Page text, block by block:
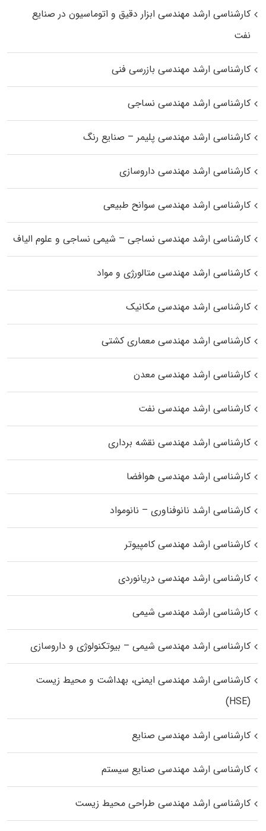
کارشناسی ارشد مهندسی ابزار دقیق و اتوماسیون در صنایع
نفت
کارشناسی ارشد مهندسی بازرسی فنی
کارشناسی ارشد مهندسی نساجی
کارشناسی ارشد مهندسی پلیمر – صنایع رنگ
کارشناسی ارشد مهندسی داروسازی
کارشناسی ارشد مهندسی سوانح طبیعی
کارشناسی ارشد مهندسی نساجی – شیمی نساجی و علوم الیاف
کارشناسی ارشد مهندسی متالورژی و مواد
کارشناسی ارشد مهندسی مکانیک
کارشناسی ارشد مهندسی معماری کشتی
کارشناسی ارشد مهندسی معدن
کارشناسی ارشد مهندسی نفت
کارشناسی ارشد مهندسی نقشه برداری
کارشناسی ارشد مهندسی هوافضا
کارشناسی ارشد نانوفناوری – نانومواد
کارشناسی ارشد مهندسی کامپیوتر
کارشناسی ارشد مهندسی دریانوردی
کارشناسی ارشد مهندسی شیمی
کارشناسی ارشد مهندسی شیمی – بیوتکنولوژی و داروسازی
کارشناسی ارشد مهندسی ایمنی، بهداشت و محیط زیست
(HSE)
کارشناسی ارشد مهندسی صنایع
کارشناسی ارشد مهندسی صنایع سیستم
کارشناسی ارشد مهندسی طراحی محیط زیست